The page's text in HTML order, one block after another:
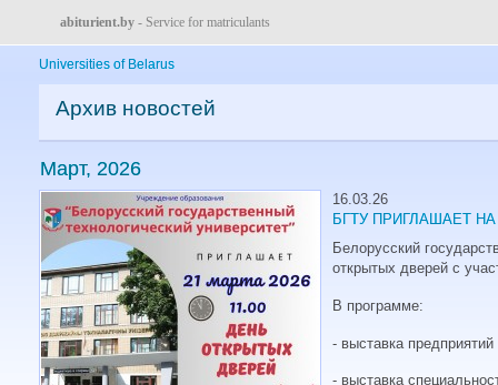
abiturient.by - Service for matriculants
Universities of Belarus
Архив новостей
Март, 2026
16.03.26
БГТУ ПРИГЛАШАЕТ
Белорусский
открытых дверей с
В программе:
- выставка
- выставка